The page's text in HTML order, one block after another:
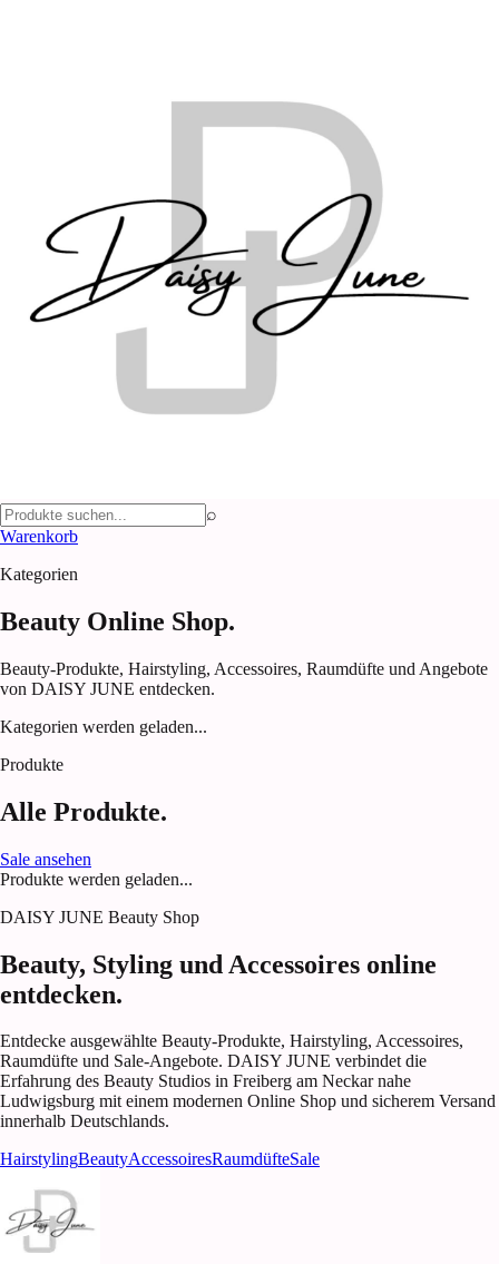
⌕
Warenkorb
Kategorien
Beauty Online Shop.
Beauty-Produkte, Hairstyling, Accessoires, Raumdüfte und Angebote
von DAISY JUNE entdecken.
Kategorien werden geladen...
Produkte
Alle Produkte.
Sale ansehen
Produkte werden geladen...
DAISY JUNE Beauty Shop
Beauty, Styling und Accessoires online
entdecken.
Entdecke ausgewählte Beauty-Produkte, Hairstyling, Accessoires,
Raumdüfte und Sale-Angebote. DAISY JUNE verbindet die
Erfahrung des Beauty Studios in Freiberg am Neckar nahe
Ludwigsburg mit einem modernen Online Shop und sicherem Versand
innerhalb Deutschlands.
HairstylingBeautyAccessoiresRaumdüfteSale